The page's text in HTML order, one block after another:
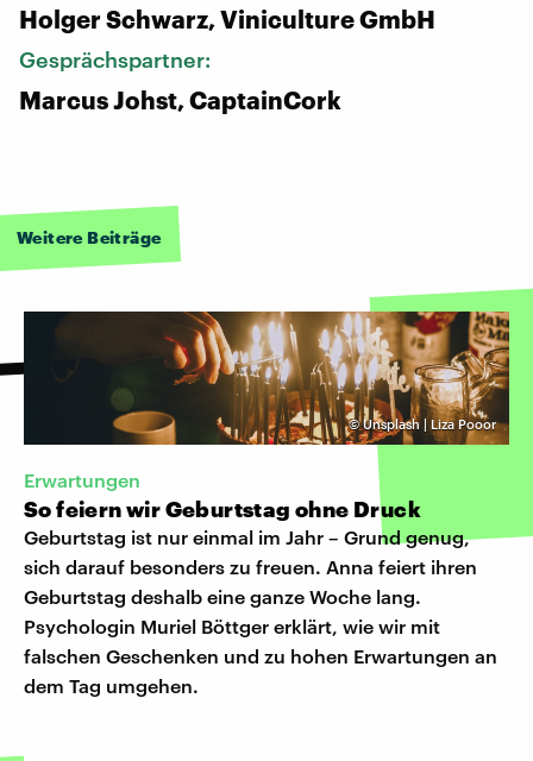
Holger Schwarz, Viniculture GmbH
Gesprächspartner:
Marcus Johst, CaptainCork
Weitere Beiträge
©Unsplash | Liza Pooor
Erwartungen
So feiern wir Geburtstag ohne Druck
Geburtstag ist nur einmal im Jahr – Grund genug,
sich darauf besonders zu freuen. Anna feiert ihren
Geburtstag deshalb eine ganze Woche lang.
Psychologin Muriel Böttger erklärt, wie wir mit
falschen Geschenken und zu hohen Erwartungen an
dem Tag umgehen.